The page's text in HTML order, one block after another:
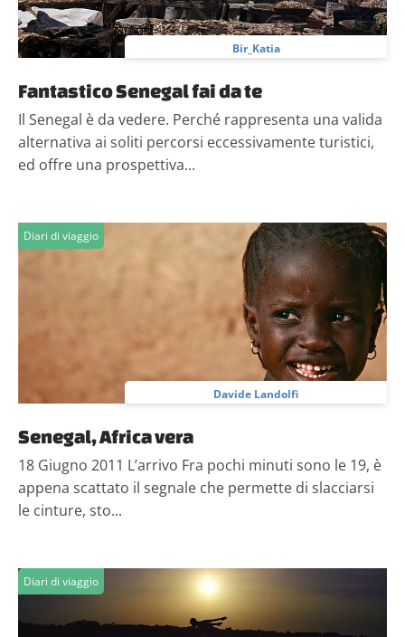
Bir_Katia
Fantastico Senegal fai da te
Il Senegal è da vedere. Perché rappresenta una valida
alternativa ai soliti percorsi eccessivamente turistici,
ed offre una prospettiva...
Diari di viaggio
Davide Landolfi
Senegal, Africa vera
18 Giugno 2011 L’arrivo Fra pochi minuti sono le 19, è
appena scattato il segnale che permette di slacciarsi
le cinture, sto...
Diari di viaggio